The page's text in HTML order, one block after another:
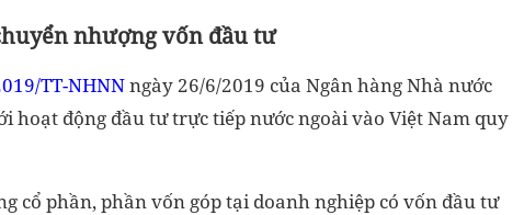
nhượng vốn đầu tư
TT-NHNNngày 26/6/2019 của Ngân hàng Nhà nước
hoạt động đầu tư trực tiếp nước ngoài vào Việt Nam quy
cổ phần, phần vốn góp tại doanh nghiệp có vốn đầu tư